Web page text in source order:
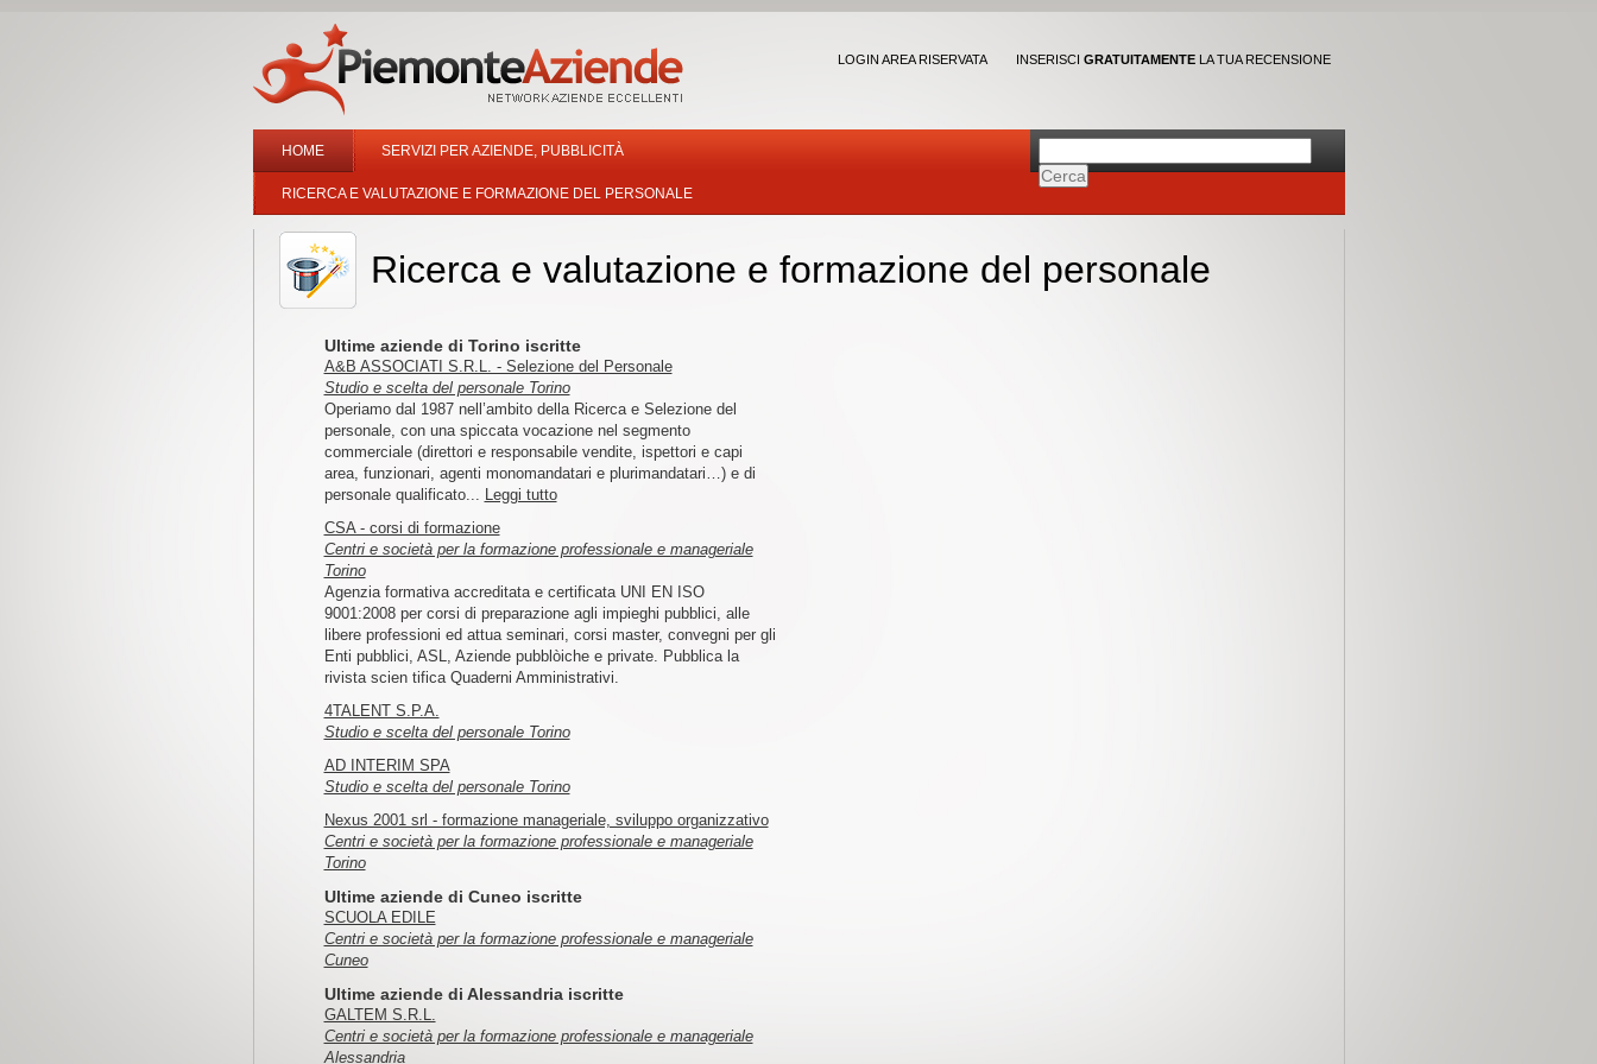
LOGIN AREA RISERVATA INSERISCI GRATUITAMENTELA TUA RECENSIONE
HOME SERVIZI PER AZIENDE, PUBBLICITÀ
RICERCA E VALUTAZIONE E FORMAZIONE DEL PERSONALE
Ricerca e valutazione e formazione del personale
Ultime aziende di Torino iscritte
A&B ASSOCIATI S.R.L. - Selezione del Personale
Studio e scelta del personale Torino
Operiamo dal 1987 nell’ambito della Ricerca e Selezione del
personale, con una spiccata vocazione nel segmento
commerciale (direttori e responsabile vendite, ispettori e capi
area, funzionari, agenti monomandatari e plurimandatari…) e di
personale qualificato... Leggi tutto
CSA - corsi di formazione
Centri e società per la formazione professionale e manageriale
Torino
Agenzia formativa accreditata e certificata UNI EN ISO
9001:2008 per corsi di preparazione agli impieghi pubblici, alle
libere professioni ed attua seminari, corsi master, convegni per gli
Enti pubblici, ASL, Aziende pubblòiche e private. Pubblica la
rivista scien tifica Quaderni Amministrativi.
4TALENT S.P.A.
Studio e scelta del personale Torino
AD INTERIM SPA
Studio e scelta del personale Torino
Nexus 2001 srl - formazione manageriale, sviluppo organizzativo
Centri e società per la formazione professionale e manageriale
Torino
Ultime aziende di Cuneo iscritte
SCUOLA EDILE
Centri e società per la formazione professionale e manageriale
Cuneo
Ultime aziende di Alessandria iscritte
GALTEM S.R.L.
Centri e società per la formazione professionale e manageriale
Alessandria